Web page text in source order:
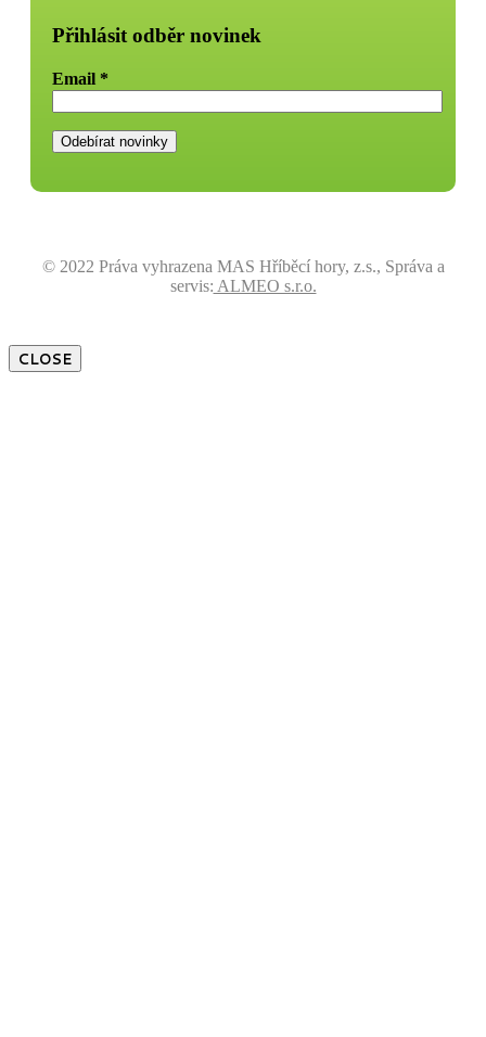
Přihlásit odběr novinek
Email *
© 2022 Práva vyhrazena MAS Hříběcí hory, z.s., Správa a
servis: ALMEO s.r.o.
CLOSE